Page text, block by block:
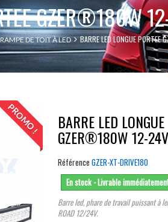
GZER®180W
RAMPE DE TOIT À LED BARRE LED LONGUE
PROMO ! BARRE LED
GZER®180W 12-
Référence GZER-XT-DRIVE180
En stock - Livrable
Barre led, phare de travail puissant à
ROAD 12/24V.